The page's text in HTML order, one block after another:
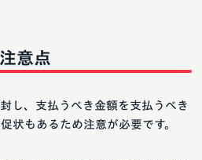
意点
し、支払うべき金額を支払うべき
状もあるため注意が必要です。